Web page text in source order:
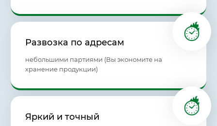
Развозка по адресам
небольшими партиями (Вы экономите на
хранение продукции)
Яркий и точный